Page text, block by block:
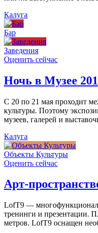
Калуга
Бар
Заведения
Оценить сейчас
Ночь в Музее
С 20 по 21 мая проходит
культуры. Поэтому
музеев, галерей и
Калуга
Объекты Культуры
Оценить сейчас
Арт-
LofT9 —
тренинги и презентации.
метров. LofT9 оснащен